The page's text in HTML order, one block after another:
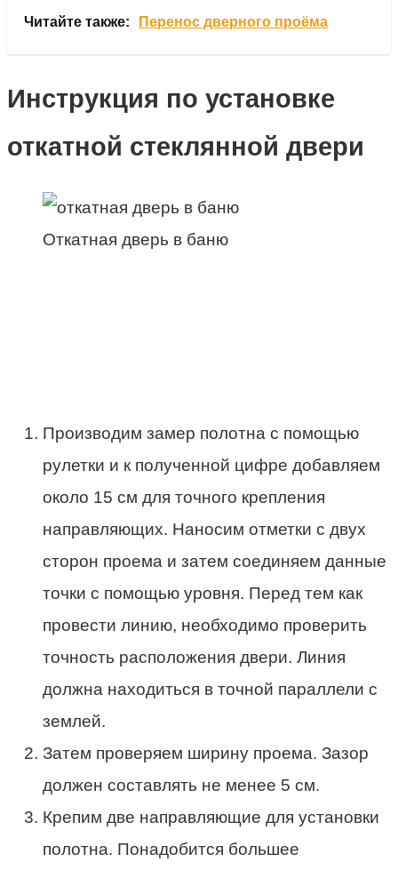
Читайте также: Перенос дверного проёма
Инструкция по установке
откатной стеклянной двери
Откатная дверь в баню
Производим замер полотна с помощью
рулетки и к полученной цифре добавляем
около 15 см для точного крепления
направляющих. Наносим отметки с двух
сторон проема и затем соединяем данные
точки с помощью уровня. Перед тем как
провести линию, необходимо проверить
точность расположения двери. Линия
должна находиться в точной параллели с
землей.
Затем проверяем ширину проема. Зазор
должен составлять не менее 5 см.
Крепим две направляющие для установки
полотна. Понадобится большее